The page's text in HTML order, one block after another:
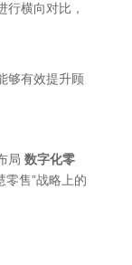
行横向对比，
够有效提升顾
局 数字化零
零售”战略上的